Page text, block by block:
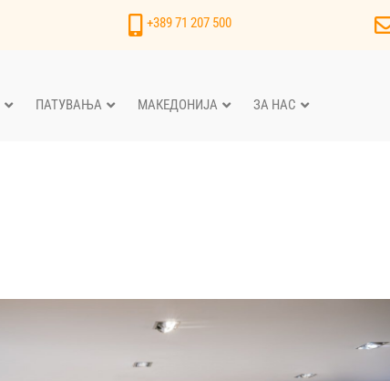
+389 71 207 500
ПАТУВАЊА МАКЕДОНИЈА ЗА НАС